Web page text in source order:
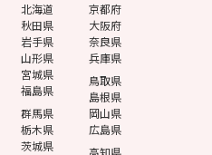
北海道
秋田県
岩手県
山形県
宮城県
福島県
群馬県
栃木県
茨城県
京都府
大阪府
奈良県
兵庫県
鳥取県
島根県
岡山県
広島県